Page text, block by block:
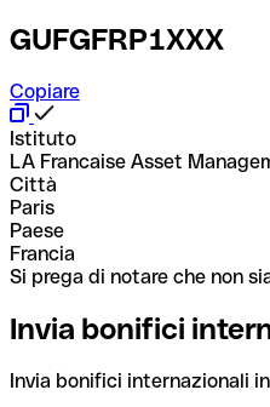
GUFGFRP1XXX
Copiare
Istituto
LA Francaise Asset
Città
Paris
Paese
Francia
Si prega di notare che non
Invia bonifici
Invia bonifici internazionali